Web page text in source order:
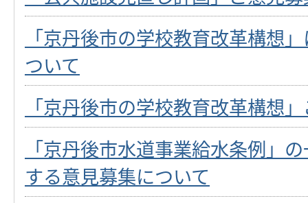
「京丹後市の学校教育改革構想
ついて
「京丹後市の学校教育改革構想
「京丹後市水道事業給水条例」
する意見募集について